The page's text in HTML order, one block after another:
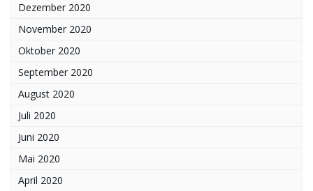
Dezember 2020
November 2020
Oktober 2020
September 2020
August 2020
Juli 2020
Juni 2020
Mai 2020
April 2020